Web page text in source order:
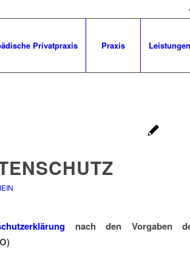
Privatpraxis Praxis Leistungen
nach den Vorgaben